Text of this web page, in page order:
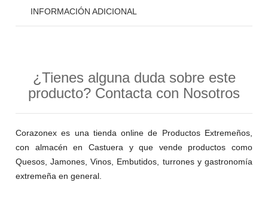
INFORMACIÓN ADICIONAL
¿Tienes alguna duda sobre este
producto? Contacta con Nosotros
Corazonex es una tienda online de Productos Extremeños,
con almacén en Castuera y que vende productos como
Quesos, Jamones, Vinos, Embutidos, turrones y gastronomía
extremeña en general.